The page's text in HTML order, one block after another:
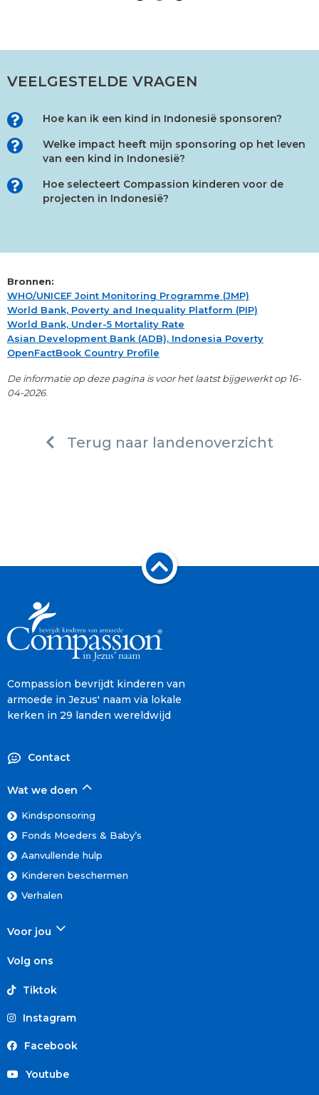
VEELGESTELDE VRAGEN
Hoe kan ik een kind in Indonesië sponsoren?
Welke impact heeft mijn sponsoring op het leven
van een kind in Indonesië?
Hoe selecteert Compassion kinderen voor de
projecten in Indonesië?
Bronnen:
WHO/UNICEF Joint Monitoring Programme (JMP)
World Bank, Poverty and Inequality Platform (PIP)
World Bank, Under-5 Mortality Rate
Asian Development Bank (ADB), Indonesia Poverty
OpenFactBook Country Profile
De informatie op deze pagina is voor het laatst bijgewerkt op 16-
04-2026.
Terug naar landenoverzicht
Compassion bevrijdt kinderen van
armoede in Jezus' naam via lokale
kerken in 29 landen wereldwijd
Contact
Wat we doen
Kindsponsoring
Fonds Moeders & Baby’s
Aanvullende hulp
Kinderen beschermen
Verhalen
Voor jou
Volg ons
Tiktok
Instagram
Facebook
Youtube